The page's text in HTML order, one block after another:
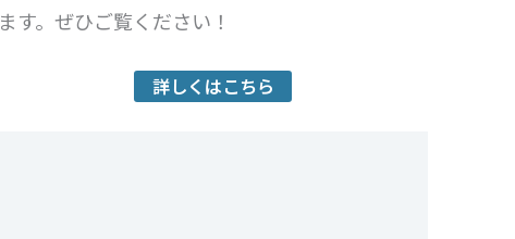
ます。ぜひご覧ください！
詳しくはこちら